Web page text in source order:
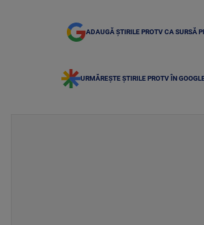
ADAUGĂ ȘTIRILE PROTV CA SURSĂ
URMĂREȘTE ȘTIRILE PROTV ÎN